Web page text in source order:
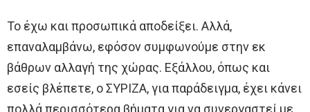
Το έχω και προσωπικά αποδείξει. Αλλά,
επαναλαμβάνω, εφόσον συμφωνούμε στην εκ
βάθρων αλλαγή της χώρας. Εξάλλου, όπως και
εσείς βλέπετε, ο ΣΥΡΙΖΑ, για παράδειγμα, έχει κάνει
πολλά περισσότερα βήματα για να συνεργαστεί με